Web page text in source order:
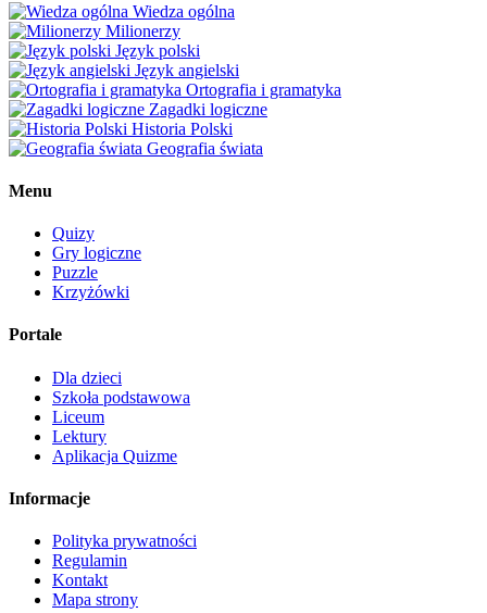
Wiedza ogólna
Milionerzy
Język polski
Język angielski
Ortografia i gramatyka
Zagadki logiczne
Historia Polski
Geografia świata
Menu
Quizy
Gry logiczne
Puzzle
Krzyżówki
Portale
Dla dzieci
Szkoła podstawowa
Liceum
Lektury
Aplikacja Quizme
Informacje
Polityka prywatności
Regulamin
Kontakt
Mapa strony